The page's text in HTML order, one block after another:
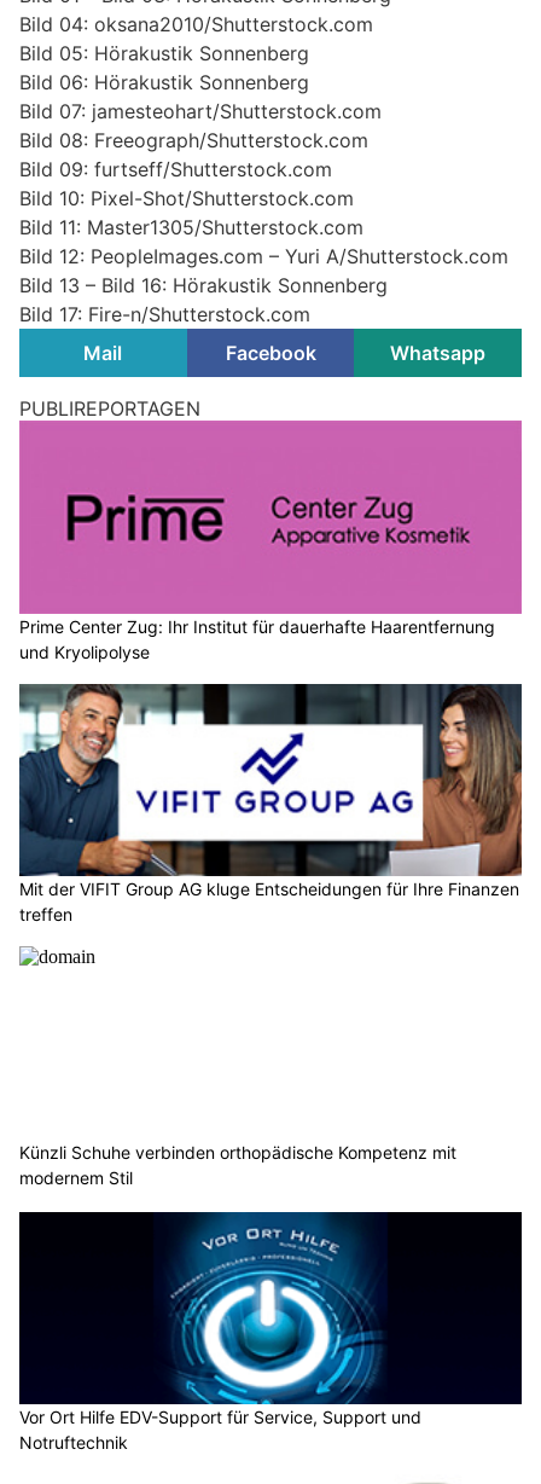
Bild 04: oksana2010/Shutterstock.com
Bild 05: Hörakustik Sonnenberg
Bild 06: Hörakustik Sonnenberg
Bild 07: jamesteohart/Shutterstock.com
Bild 08: Freeograph/Shutterstock.com
Bild 09: furtseff/Shutterstock.com
Bild 10: Pixel-Shot/Shutterstock.com
Bild 11: Master1305/Shutterstock.com
Bild 12: PeopleImages.com – Yuri A/Shutterstock.com
Bild 13 – Bild 16: Hörakustik Sonnenberg
Bild 17: Fire-n/Shutterstock.com
Mail
Facebook Whatsapp
PUBLIREPORTAGEN
Prime Center Zug: Ihr Institut für dauerhafte Haarentfernung
und Kryolipolyse
Mit der VIFIT Group AG kluge Entscheidungen für Ihre Finanzen
treffen
Künzli Schuhe verbinden orthopädische Kompetenz mit
modernem Stil
Vor Ort Hilfe EDV-Support für Service, Support und
Notruftechnik